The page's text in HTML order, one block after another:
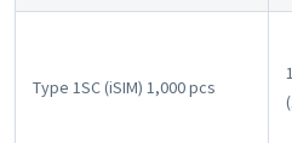
Type 1SC (iSIM) 1,000 pcs